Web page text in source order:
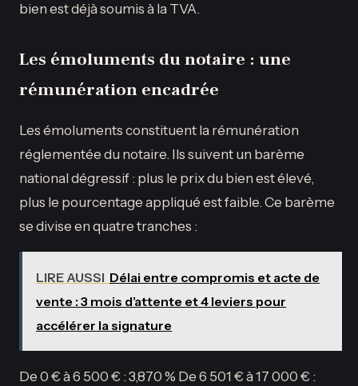
bien est déjà soumis à la TVA.
Les émoluments du notaire : une
rémunération encadrée
Les émoluments constituent la rémunération
réglementée du notaire. Ils suivent un barème
national dégressif : plus le prix du bien est élevé,
plus le pourcentage appliqué est faible. Ce barème
se divise en quatre tranches :
LIRE AUSSI Délai entre compromis et acte de
vente : 3 mois d’attente et 4 leviers pour
accélérer la signature
De 0 € à 6 500 € : 3,870 % De 6 501 € à 17 000 € :